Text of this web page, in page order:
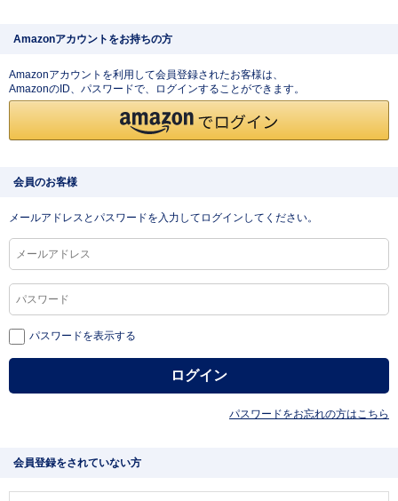
Amazonアカウントをお持ちの方
Amazonアカウントを利用して会員登録されたお客様は、
AmazonのID、パスワードで、ログインすることができます。
会員のお客様
メールアドレスとパスワードを入力してログインしてください。
パスワードを表示する
パスワードをお忘れの方はこちら
会員登録をされていない方